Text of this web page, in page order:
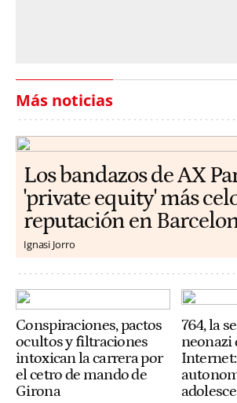
Más noticias
Los bandazos de AX
'private equity' más
reputación en
Ignasi Jorro
Conspiraciones, pactos
ocultos y filtraciones
intoxican la carrera por
el cetro de mando de
Girona
764, la
neonazi